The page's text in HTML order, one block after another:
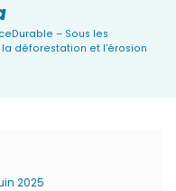
– Sous les
déforestation et l’érosion
2025